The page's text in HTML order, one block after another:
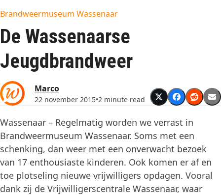
Brandweermuseum Wassenaar
De Wassenaarse
Jeugdbrandweer
Marco
22 november 2015•2 minute read
Wassenaar – Regelmatig worden we verrast in
Brandweermuseum Wassenaar. Soms met een
schenking, dan weer met een onverwacht bezoek
van 17 enthousiaste kinderen. Ook komen er af en
toe plotseling nieuwe vrijwilligers opdagen. Vooral
dank zij de Vrijwilligerscentrale Wassenaar, waar